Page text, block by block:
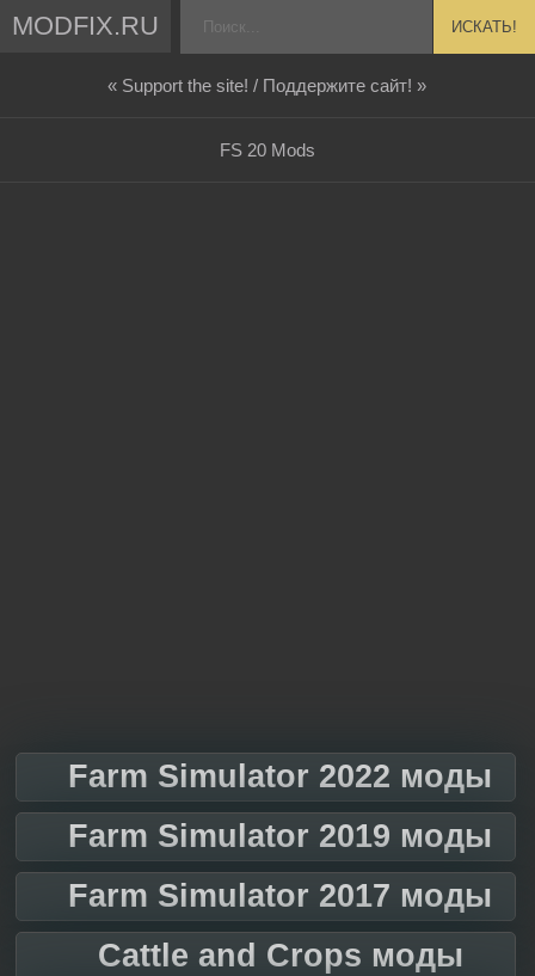
MODFIX.RU ИСКАТЬ!
« Support the site! / Поддержите сайт! »
FS 20 Mods
Farm Simulator 2022 моды
Farm Simulator 2019 моды
Farm Simulator 2017 моды
Cattle and Crops моды